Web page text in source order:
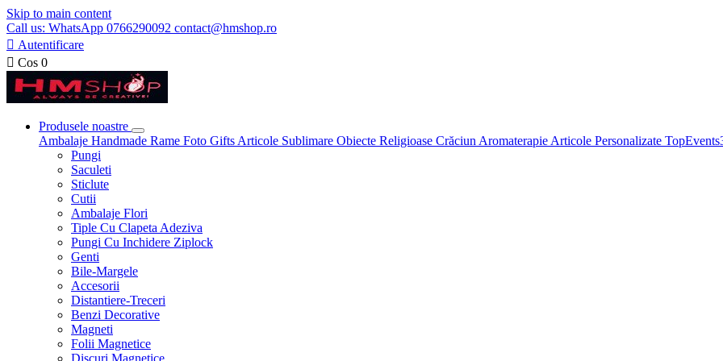
Skip to main content
Call us: WhatsApp 0766290092 contact@hmshop.ro
 Autentificare
 Cos 0
Produsele noastre
Ambalaje Handmade Rame Foto Gifts Articole Sublimare Obiecte Religioase Crăciun Aromaterapie Articole Personalizate
Pungi
Saculeti
Sticlute
Cutii
Ambalaje Flori
Tiple Cu Clapeta Adeziva
Pungi Cu Inchidere Ziplock
Genti
Bile-Margele
Accesorii
Distantiere-Treceri
Benzi Decorative
Magneti
Folii Magnetice
Discuri Magnetice